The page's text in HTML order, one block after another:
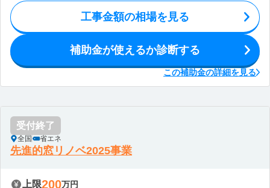
工事金額の相場を見る
補助金が使えるか診断する
この補助金の詳細を見る
受付終了
全国 省エネ
先進的窓リノベ2025事業
上限200万円